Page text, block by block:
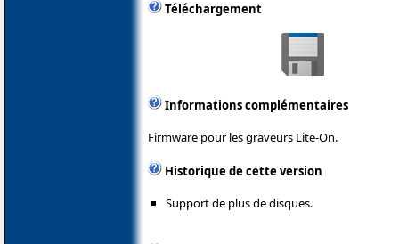
Téléchargement
Informations complémentaires
Firmware pour les graveurs Lite-On.
Historique de cette version
Support de plus de disques.